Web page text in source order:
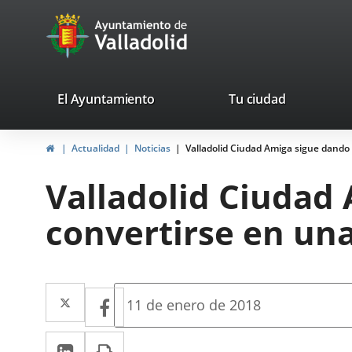
Portal
Web
Ayuntamiento
de
valladolid.es
El Ayuntamiento Tu ciudad
HomeActualidad Noticias Valladolid Ciudad Amiga sigue
Valladolid Ciudad
convertirse en
Twitter
Enlace
a
Facebook
Enlace
a
Linkedin
Enlace
Fecha
la
11 de enero de 2018